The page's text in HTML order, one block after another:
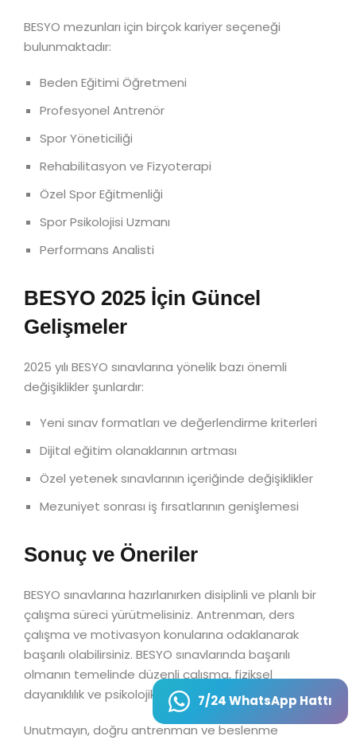
7/24 WhatsApp Hattı
BESYO mezunları için birçok kariyer seçeneği
bulunmaktadır:
Beden Eğitimi Öğretmeni
Profesyonel Antrenör
Spor Yöneticiliği
Rehabilitasyon ve Fizyoterapi
Özel Spor Eğitmenliği
Spor Psikolojisi Uzmanı
Performans Analisti
BESYO 2025 İçin Güncel
Gelişmeler
2025 yılı BESYO sınavlarına yönelik bazı önemli
değişiklikler şunlardır:
Yeni sınav formatları ve değerlendirme kriterleri
Dijital eğitim olanaklarının artması
Özel yetenek sınavlarının içeriğinde değişiklikler
Mezuniyet sonrası iş fırsatlarının genişlemesi
Sonuç ve Öneriler
BESYO sınavlarına hazırlanırken disiplinli ve planlı bir
çalışma süreci yürütmelisiniz. Antrenman, ders
çalışma ve motivasyon konularına odaklanarak
başarılı olabilirsiniz. BESYO sınavlarında başarılı
olmanın temelinde düzenli çalışma, fiziksel
dayanıklılık ve psikolojik hazırlık yatmaktadır.
Unutmayın, doğru antrenman ve beslenme